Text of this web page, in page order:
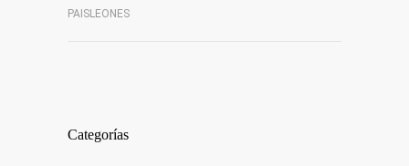
PAISLEONES
Categorías